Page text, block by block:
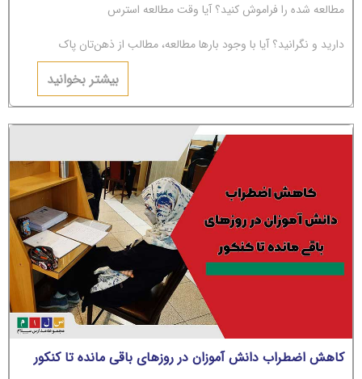
مطالعه شده را فراموش کنید؟ آیا وقت مطالعه استرس
دارید و نگرانید؟ آیا با وجود بارها مطالعه، مطالب از ذهن‌تان پاک
می‌شوند؟ اگر جواب‌تان مثبت است، باید بگوییم شما دچار
بیشتر بخوانید
کاهش اضطراب دانش آموزان در روزهای باقی مانده تا کنکور